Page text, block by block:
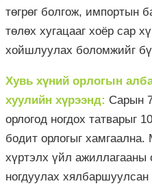
төгрөг болгож, импортын
төлөх хугацааг хоёр сар
хойшлуулах боломжийг
Хувь хүний орлогын
хуулийн хүрээнд: Сарын
орлогод ногдох татварыг
бодит орлогыг хамгаална.
хүртэлх үйл ажиллагааны
ногдуулах